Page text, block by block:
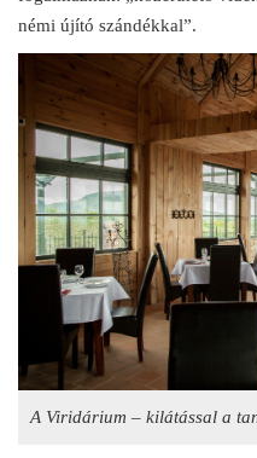
némi újító szándékkal”.
A Viridárium – kilátással a